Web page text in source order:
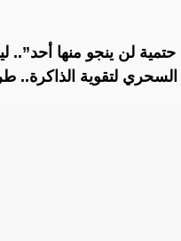
حتمية لن ينجو منها أحد”..
السحري لتقوية الذاكرة..